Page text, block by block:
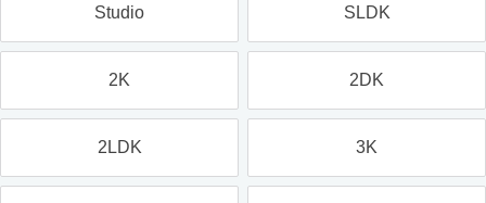
Studio SLDK
2K 2DK
2LDK 3K